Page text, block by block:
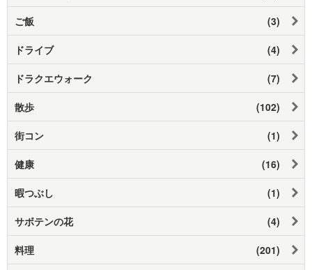
ご飯 (3)
ドライブ (4)
ドラクエウォーク (7)
散歩 (102)
街コン (1)
健康 (16)
暇つぶし (1)
サボテンの花 (4)
料理 (201)